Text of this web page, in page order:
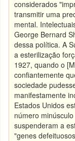
considerados
transmitir uma
mental.
George Bernard
dessa política. A
a esterilização
1927, quando o
confiantemente
sociedade
manifestamente
Estados Unidos
número
suspenderam a
"genes